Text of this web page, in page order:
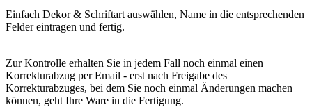
Einfach Dekor & Schriftart auswählen, Name in die entsprechenden
Felder eintragen und fertig.
Zur Kontrolle erhalten Sie in jedem Fall noch einmal einen
Korrekturabzug per Email - erst nach Freigabe des
Korrekturabzuges, bei dem Sie noch einmal Änderungen machen
können, geht Ihre Ware in die Fertigung.